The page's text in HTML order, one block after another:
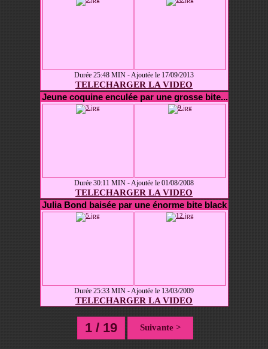
Durée 25:48 MIN - Ajoutée le 17/09/2013
TELECHARGER LA VIDEO
Jeune coquine enculée par une grosse bite...
Durée 30:11 MIN - Ajoutée le 01/08/2008
TELECHARGER LA VIDEO
Julia Bond baisée par une énorme bite black
Durée 25:33 MIN - Ajoutée le 13/03/2009
TELECHARGER LA VIDEO
1 / 19 Suivante >